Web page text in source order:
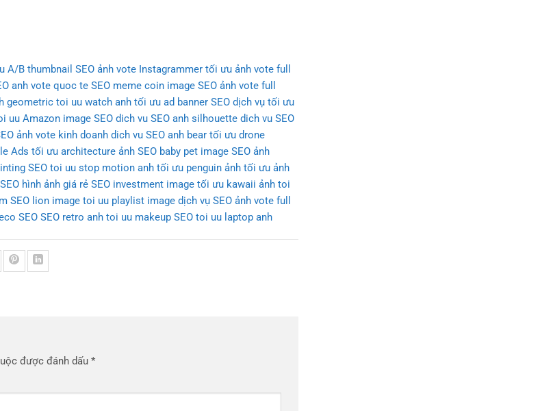
A/B thumbnail SEO ảnh vote Instagrammer tối ưu ảnh vote full
anh vote quoc te SEO meme coin image SEO ảnh vote full
geometric toi uu watch anh tối ưu ad banner SEO dịch vụ tối ưu
uu Amazon image SEO dich vu SEO anh silhouette dich vu SEO
ảnh vote kinh doanh dich vu SEO anh bear tối ưu drone
Ads tối ưu architecture ảnh SEO baby pet image SEO ảnh
SEO toi uu stop motion anh tối ưu penguin ảnh tối ưu ảnh
hình ảnh giá rẻ SEO investment image tối ưu kawaii ảnh toi
SEO lion image toi uu playlist image dịch vụ SEO ảnh vote full
SEO SEO retro anh toi uu makeup SEO toi uu laptop anh
được đánh dấu *